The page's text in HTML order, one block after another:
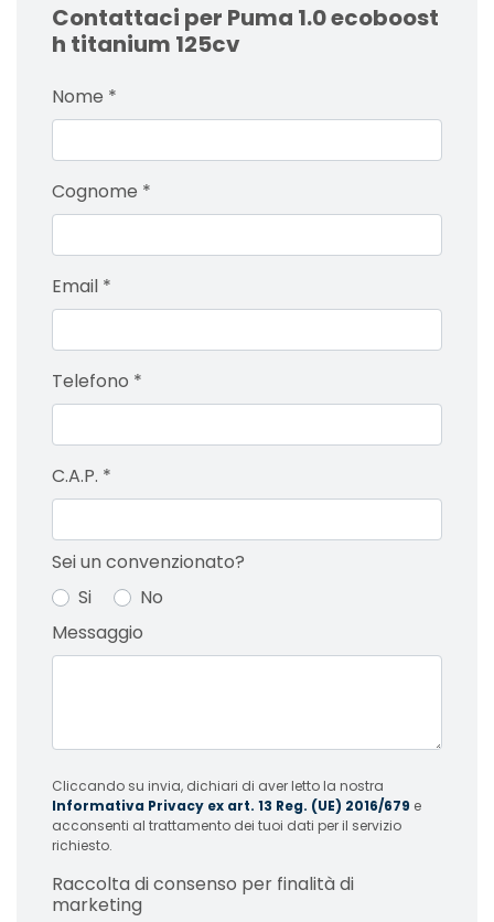
Contattaci per Puma 1.0 ecoboost
h titanium 125cv
Nome *
Cognome *
Email *
Telefono *
C.A.P. *
Sei un convenzionato?
Si
No
Messaggio
Cliccando su invia, dichiari di aver letto la nostra
Informativa Privacy ex art. 13 Reg. (UE) 2016/679 e
acconsenti al trattamento dei tuoi dati per il servizio
richiesto.
Raccolta di consenso per finalità di
marketing